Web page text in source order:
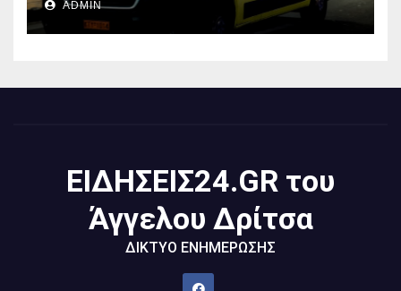
ADMIN
ΕΙΔΗΣΕΙΣ24.GR του
Άγγελου Δρίτσα
ΔΙΚΤΥΟ ΕΝΗΜΕΡΩΣΗΣ